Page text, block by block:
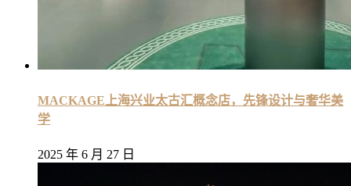
MACKAGE上海兴业太古汇概念店，先锋设计与奢华美
学
2025 年 6 月 27 日